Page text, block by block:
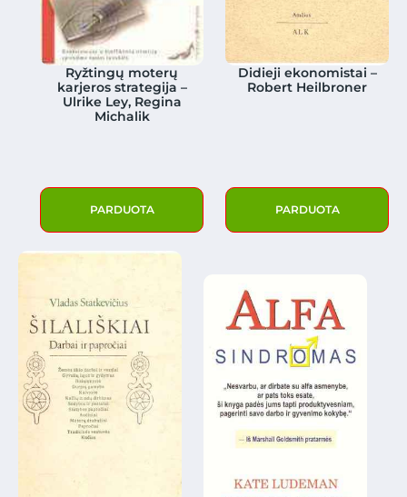
Ryžtingų moterų
karjeros strategija –
Ulrike Ley, Regina
Michalik
PARDUOTA
Didieji ekonomistai –
Robert Heilbroner
PARDUOTA